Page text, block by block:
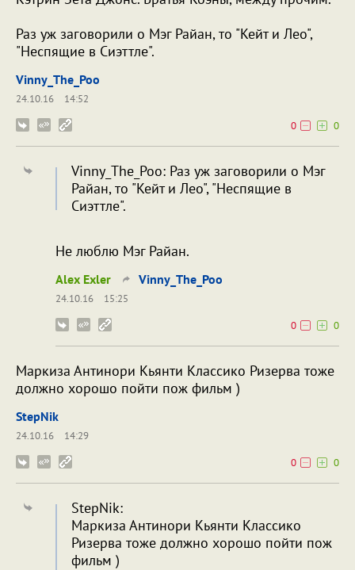
Раз уж заговорили о Мэг Райан, то "Кейт и Лео",
"Неспящие в Сиэттле".
Vinny_The_Poo
24.10.16
14:52
0
0
Vinny_The_Poo: Раз уж заговорили о Мэг
Райан, то "Кейт и Лео", "Неспящие в
Сиэттле".
Не люблю Мэг Райан.
Alex Exler Vinny_The_Poo
24.10.16
15:25
0
0
Маркиза Антинори Кьянти Классико Ризерва тоже
должно хорошо пойти пож фильм )
StepNik
24.10.16
14:29
0
0
StepNik:
Маркиза Антинори Кьянти Классико
Ризерва тоже должно хорошо пойти пож
фильм )